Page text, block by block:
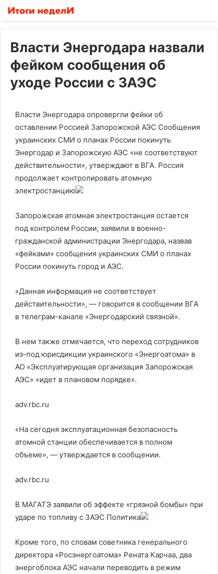
Власти Энергодара назвали
фейком сообщения об
уходе России с ЗАЭС
Власти Энергодара опровергли фейки об
оставлении Россией Запорожской АЭС Сообщения
украинских СМИ о планах России покинуть
Энергодар и Запорожскую АЭС «не соответствуют
действительности», утверждают в ВГА. Россия
продолжает контролировать атомную
электростанцию
Запорожская атомная электростанция остается
под контролем России, заявили в военно-
гражданской администрации Энергодара, назвав
«фейками» сообщения украинских СМИ о планах
России покинуть город и АЭС.
«Данная информация не соответствует
действительности», — говорится в сообщении ВГА
в телеграм-канале «Энергодарский связной».
В нем также отмечается, что переход сотрудников
из-под юрисдикции украинского «Энергоатома» в
АО «Эксплуатирующая организация Запорожская
АЭС» «идет в плановом порядке».
adv.rbc.ru
«На сегодня эксплуатационная безопасность
атомной станции обеспечивается в полном
объеме», — утверждается в сообщении.
adv.rbc.ru
В МАГАТЭ заявили об эффекте «грязной бомбы» при
ударе по топливу с ЗАЭС Политика
Кроме того, по словам советника генерального
директора «Росэнергоатома» Рената Карчаа, два
энергоблока АЭС начали переводить в режим